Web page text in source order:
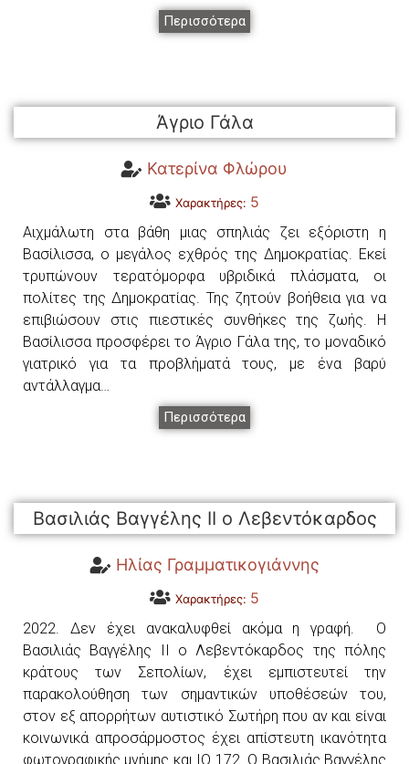
Περισσότερα
Άγριο Γάλα
Κατερίνα Φλώρου
Χαρακτήρες: 5
Αιχμάλωτη στα βάθη μιας σπηλιάς ζει εξόριστη η
Βασίλισσα, ο μεγάλος εχθρός της Δημοκρατίας. Εκεί
τρυπώνουν τερατόμορφα υβριδικά πλάσματα, οι
πολίτες της Δημοκρατίας. Της ζητούν βοήθεια για να
επιβιώσουν στις πιεστικές συνθήκες της ζωής. Η
Βασίλισσα προσφέρει το Άγριο Γάλα της, το μοναδικό
γιατρικό για τα προβλήματά τους, με ένα βαρύ
αντάλλαγμα…
Περισσότερα
Βασιλιάς Βαγγέλης ΙΙ o Λεβεντόκαρδος
Ηλίας Γραμματικογιάννης
Χαρακτήρες: 5
2022. Δεν έχει ανακαλυφθεί ακόμα η γραφή. Ο
Βασιλιάς Βαγγέλης ΙΙ o Λεβεντόκαρδος της πόλης
κράτους των Σεπολίων, έχει εμπιστευτεί την
παρακολούθηση των σημαντικών υποθέσεών του,
στον εξ απορρήτων αυτιστικό Σωτήρη που αν και είναι
κοινωνικά απροσάρμοστος έχει απίστευτη ικανότητα
φωτογραφικής μνήμης και IQ 172. Ο Βασιλιάς Βαγγέλης